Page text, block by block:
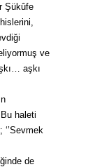
Şükûfe
ve
aşkı
Bu haleti
‘’Sevmek
de